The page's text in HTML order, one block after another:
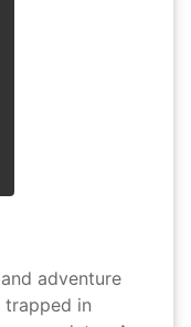
adventure
trapped in